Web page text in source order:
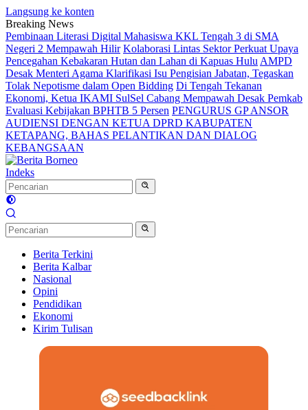
Langsung ke konten
Breaking News
Pembinaan Literasi Digital Mahasiswa KKL Tengah 3 di SMA
Negeri 2 Mempawah Hilir Kolaborasi Lintas Sektor Perkuat Upaya
Pencegahan Kebakaran Hutan dan Lahan di Kapuas Hulu AMPD
Desak Menteri Agama Klarifikasi Isu Pengisian Jabatan, Tegaskan
Tolak Nepotisme dalam Open Bidding Di Tengah Tekanan
Ekonomi, Ketua IKAMI SulSel Cabang Mempawah Desak Pemkab
Evaluasi Kebijakan BPHTB 5 Persen PENGURUS GP ANSOR
AUDIENSI DENGAN KETUA DPRD KABUPATEN
KETAPANG, BAHAS PELANTIKAN DAN DIALOG
KEBANGSAAN
Indeks
Berita Terkini
Berita Kalbar
Nasional
Opini
Pendidikan
Ekonomi
Kirim Tulisan